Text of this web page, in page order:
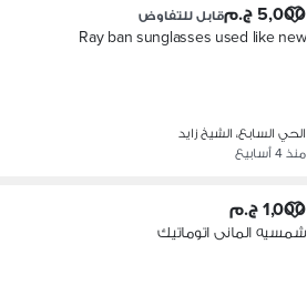
5,000 ج.م قابل للتفاوض
Ray ban sunglasses used like new
الحي السابع، الشيخ زايد
منذ 4 أسابيع
1,000 ج.م
شمسيه المانى اتوماتيك